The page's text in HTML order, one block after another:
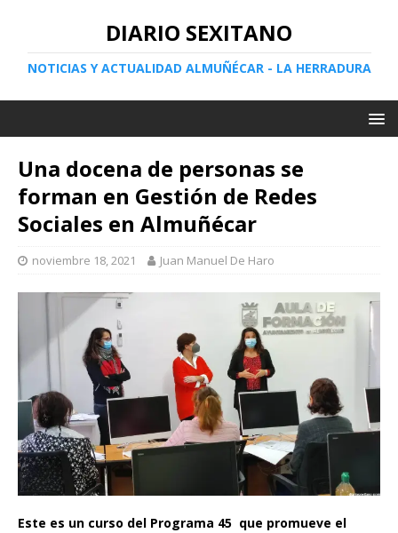
DIARIO SEXITANO
NOTICIAS Y ACTUALIDAD ALMUÑÉCAR - LA HERRADURA
Una docena de personas se
forman en Gestión de Redes
Sociales en Almuñécar
noviembre 18, 2021 Juan Manuel De Haro
Este es un curso del Programa 45 que promueve el